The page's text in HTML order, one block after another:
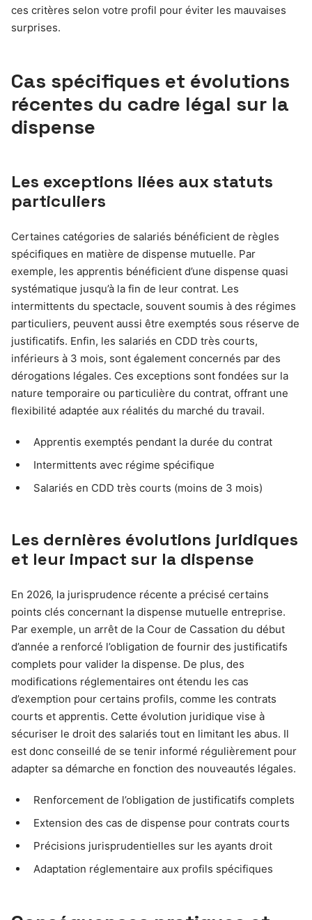
ces critères selon votre profil pour éviter les mauvaises
surprises.
Cas spécifiques et évolutions
récentes du cadre légal sur la
dispense
Les exceptions liées aux statuts
particuliers
Certaines catégories de salariés bénéficient de règles
spécifiques en matière de dispense mutuelle. Par
exemple, les apprentis bénéficient d’une dispense quasi
systématique jusqu’à la fin de leur contrat. Les
intermittents du spectacle, souvent soumis à des régimes
particuliers, peuvent aussi être exemptés sous réserve de
justificatifs. Enfin, les salariés en CDD très courts,
inférieurs à 3 mois, sont également concernés par des
dérogations légales. Ces exceptions sont fondées sur la
nature temporaire ou particulière du contrat, offrant une
flexibilité adaptée aux réalités du marché du travail.
Apprentis exemptés pendant la durée du contrat
Intermittents avec régime spécifique
Salariés en CDD très courts (moins de 3 mois)
Les dernières évolutions juridiques
et leur impact sur la dispense
En 2026, la jurisprudence récente a précisé certains
points clés concernant la dispense mutuelle entreprise.
Par exemple, un arrêt de la Cour de Cassation du début
d’année a renforcé l’obligation de fournir des justificatifs
complets pour valider la dispense. De plus, des
modifications réglementaires ont étendu les cas
d’exemption pour certains profils, comme les contrats
courts et apprentis. Cette évolution juridique vise à
sécuriser le droit des salariés tout en limitant les abus. Il
est donc conseillé de se tenir informé régulièrement pour
adapter sa démarche en fonction des nouveautés légales.
Renforcement de l’obligation de justificatifs complets
Extension des cas de dispense pour contrats courts
Précisions jurisprudentielles sur les ayants droit
Adaptation réglementaire aux profils spécifiques